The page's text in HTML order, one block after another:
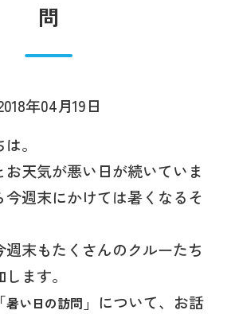
問
年04月19日
。
天気が悪い日が続いていま
今週末にかけては暑くなるそ
末もたくさんのクルーたち
ます。
暑い日の訪問 」について、お話